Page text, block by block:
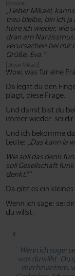
[Simone:]
„Lieber Mikael,
treu bleibe, bin ich
höre ich wieder, wie
dran am
verursachen bei mir
Grüße, Eva.”
[Dhyan Mikael:]
Wow, was für eine
Da legst du den
plagt, diese Frage.
Und damit bist du
immer wieder: sei dir
Und ich bekomme
Leute:
„Das kann ja
Wie soll das denn
soll Gesellschaft
denkt?”
Da gibt es ein
Wenn ich sage: sei
du willst.
Wenn ich sage:
was du willst. Du
durchzusetzen,